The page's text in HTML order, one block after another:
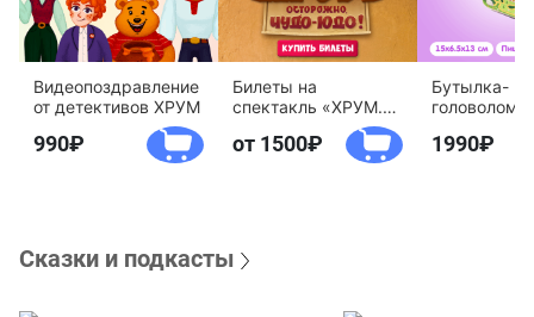
Видеопоздравление
от детективов ХРУМ
990
Билеты на
спектакль «ХРУМ.
Осторожно, Чудо-
Юдо!»
от 1500
Бутылка-
агентство
1990
Сказки и подкасты